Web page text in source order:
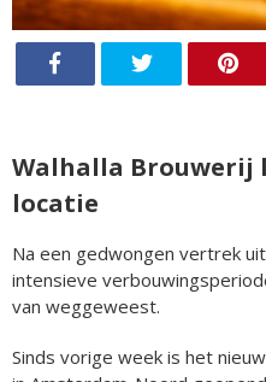
Walhalla Brouwerij
locatie
Na een gedwongen vertrek
intensieve
van weggeweest.
Sinds vorige week is het